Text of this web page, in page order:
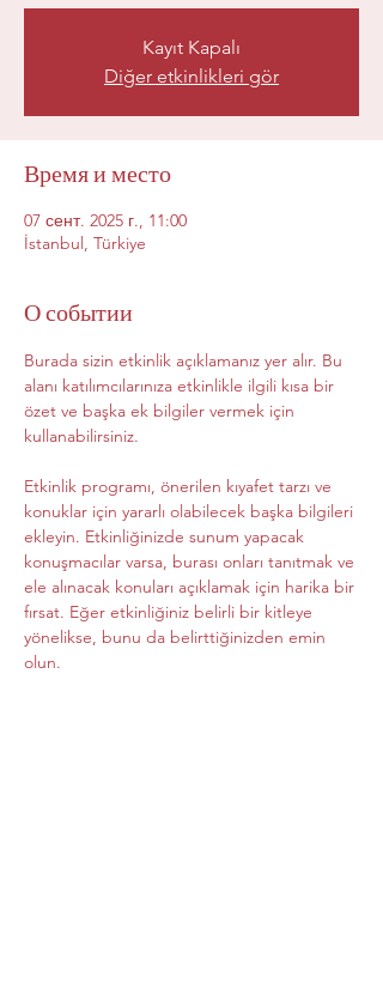
Kayıt Kapalı
Diğer etkinlikleri gör
Время и место
07 сент. 2025 г., 11:00
İstanbul, Türkiye
О событии
Burada sizin etkinlik açıklamanız yer alır. Bu
alanı katılımcılarınıza etkinlikle ilgili kısa bir
özet ve başka ek bilgiler vermek için
kullanabilirsiniz.
Etkinlik programı, önerilen kıyafet tarzı ve
konuklar için yararlı olabilecek başka bilgileri
ekleyin. Etkinliğinizde sunum yapacak
konuşmacılar varsa, burası onları tanıtmak ve
ele alınacak konuları açıklamak için harika bir
fırsat. Eğer etkinliğiniz belirli bir kitleye
yönelikse, bunu da belirttiğinizden emin
olun.